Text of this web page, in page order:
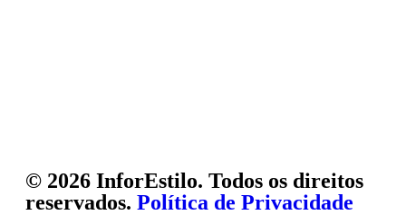
© 2026 InforEstilo. Todos os direitos
reservados. Política de Privacidade